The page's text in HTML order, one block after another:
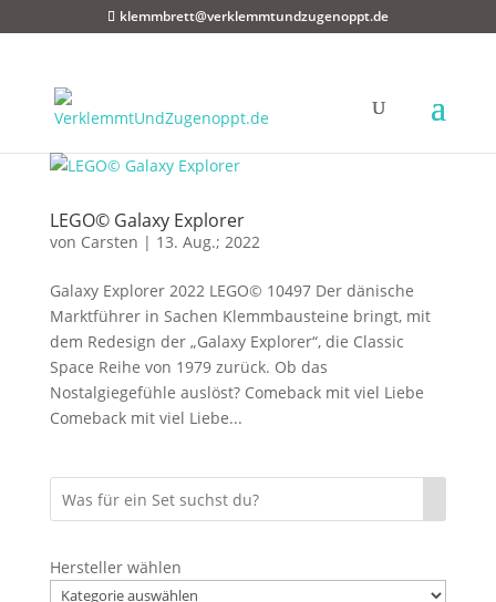
klemmbrett@verklemmtundzugenoppt.de
LEGO© Galaxy Explorer
von Carsten | 13. Aug.; 2022
Galaxy Explorer 2022 LEGO© 10497 Der dänische
Marktführer in Sachen Klemmbausteine bringt, mit
dem Redesign der „Galaxy Explorer“, die Classic
Space Reihe von 1979 zurück. Ob das
Nostalgiegefühle auslöst? Comeback mit viel Liebe
Comeback mit viel Liebe...
Hersteller wählen